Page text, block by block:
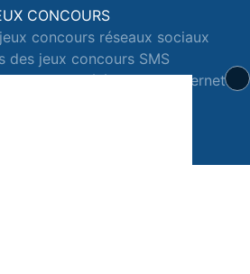
CONCOURS
concours réseaux sociaux
des jeux concours SMS
concours téléphone et internet